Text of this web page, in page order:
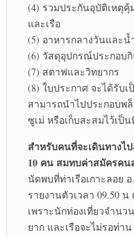
(4) รวมประกันอุบัติเหตุคุ้
และเรือ
(5) อาหารกลางวันและน้
(6) วัสดุอุปกรณ์ประกอบกิ
(7) สตาฟและวิทยากร
(8) ใบประกาศ จะได้รับ
สามารถนำไปประกอบพ
ซูเม่ หรือเก็บสะสมไว้เป็
สำหรับคนที่จะเดินทางไ
10 คน สมทบค่าสมัครคน
นัดพบที่ท่าเรือเกาะลอย
รายงานตัวเวลา 09.50 น
เพราะนักท่องเที่ยวจำน
ยาก และเรือจะไม่รอท่า